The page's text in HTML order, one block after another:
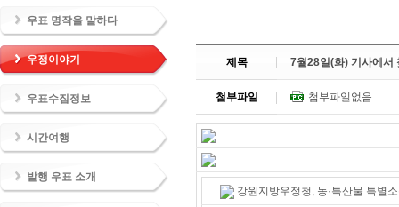
우표 명작을 말하다
우정이야기
우표수집정보
시간여행
발행 우표 소개
제목 7월28일(화) 기사에서
첨부파일 첨부파일없음
강원지방우정청, 농·특산물 특별